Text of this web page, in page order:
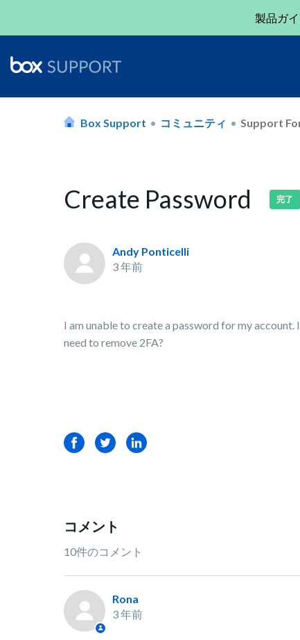
製品ガ
Box Support コミュニティ Support
Create Password 完了
Andy Ponticelli
3 年前
I am unable to create a password for my
need to remove 2FA?
FacebookTwitterLinkedIn
コメント
10件のコメント
Rona
3 年前